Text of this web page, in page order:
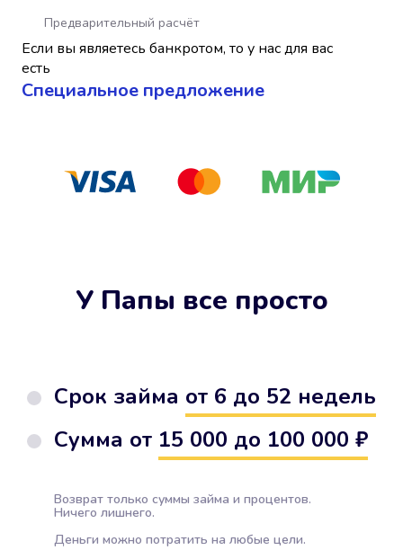
Если вы являетесь банкротом, то у нас для вас
есть
Cпециальное предложение
Предварительный расчёт
У Папы все просто
Срок займа от 6 до 52 недель
Сумма от 15 000 до 100 000 ₽
Возврат только суммы займа и процентов.
Ничего лишнего.
Деньги можно потратить на любые цели.